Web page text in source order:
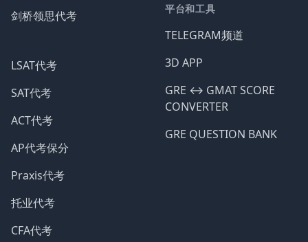
剑桥领思代考
LSAT代考
SAT代考
ACT代考
AP代考保分
Praxis代考
托业代考
CFA代考
平台和工具
TELEGRAM频道
3D APP
GRE ↔️ GMAT SCORE
CONVERTER
GRE QUESTION BANK